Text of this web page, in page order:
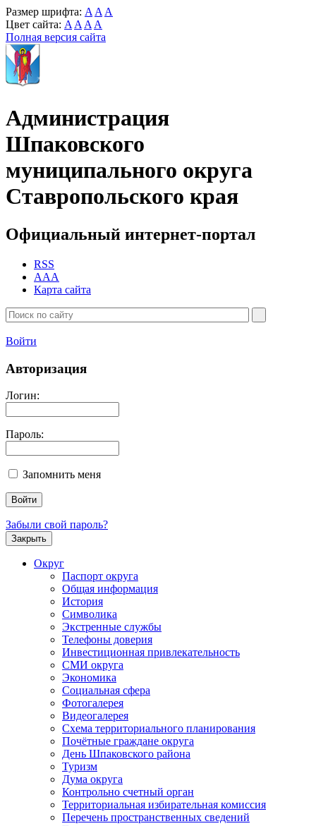
Размер шрифта: A A A
Цвет сайта: A A A A
Полная версия сайта
Администрация
Шпаковского
муниципального округа
Ставропольского края
Официальный интернет-портал
RSS
AAA
Карта сайта
Войти
Авторизация
Логин:
Пароль:
Запомнить меня
Забыли свой пароль?
Закрыть
Округ
Паспорт округа
Общая информация
История
Символика
Экстренные службы
Телефоны доверия
Инвестиционная привлекательность
СМИ округа
Экономика
Социальная сфера
Фотогалерея
Видеогалерея
Схема территориального планирования
Почётные граждане округа
День Шпаковского района
Туризм
Дума округа
Контрольно счетный орган
Территориальная избирательная комиссия
Перечень пространственных сведений